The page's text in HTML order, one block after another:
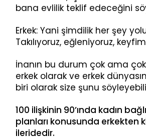
bana evlilik teklif edeceğini
Erkek: Yani şimdilik her şey
Takılıyoruz, eğleniyoruz,
İnanın bu durum çok ama çok
erkek olarak ve erkek
biri olarak size şunu
100 ilişkinin 90’ında kadın
planları konusunda erkekten
ileridedir.